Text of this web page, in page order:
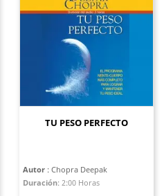
TU PESO PERFECTO
Autor : Chopra Deepak
Duración: 2:00 Horas